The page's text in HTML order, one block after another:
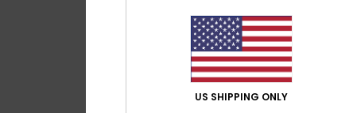
US SHIPPING ONLY